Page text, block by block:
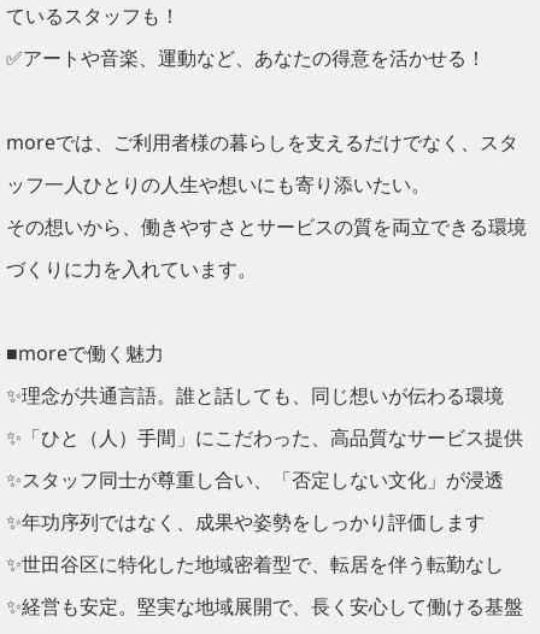
ているスタッフも！
✅アートや音楽、運動など、あなたの得意を活かせる！
moreでは、ご利用者様の暮らしを支えるだけでなく、スタ
ッフ一人ひとりの人生や想いにも寄り添いたい。
その想いから、働きやすさとサービスの質を両立できる環境
づくりに力を入れています。
■moreで働く魅力
✨理念が共通言語。誰と話しても、同じ想いが伝わる環境
✨「ひと（人）手間」にこだわった、高品質なサービス提供
✨スタッフ同士が尊重し合い、「否定しない文化」が浸透
✨年功序列ではなく、成果や姿勢をしっかり評価します
✨世田谷区に特化した地域密着型で、転居を伴う転勤なし
✨経営も安定。堅実な地域展開で、長く安心して働ける基盤